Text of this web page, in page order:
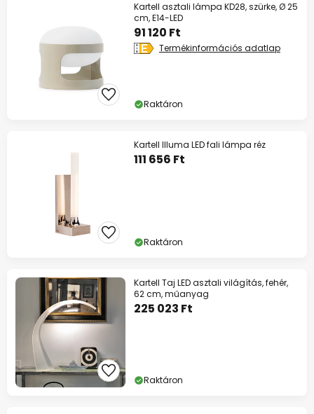
Kartell asztali lámpa KD28, szürke, Ø 25
cm, E14-LED
91 120 Ft
Termékinformációs adatlap
Raktáron
Kartell Illuma LED fali lámpa réz
111 656 Ft
Raktáron
Kartell Taj LED asztali világítás, fehér,
62 cm, műanyag
225 023 Ft
Raktáron